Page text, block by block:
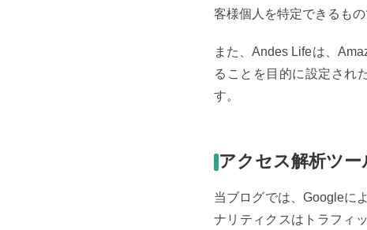
客様個人を特定できるもの
また、Andes Lifeは、
ることを目的に設定され
す。
アクセス解析ツ
当ブログでは、Googleに
ナリティクスはトラフィ